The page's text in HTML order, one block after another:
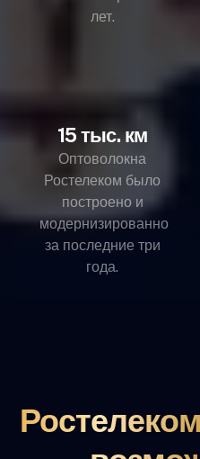
лет.
15 тыс. км
Оптоволокна
Ростелеком было
построено и
модернизированно
за последние три
года.